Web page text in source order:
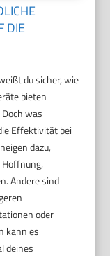
DIE
du sicher, wie
bieten
was
Effektivität bei
dazu,
Andere sind
oder
kann es
deines